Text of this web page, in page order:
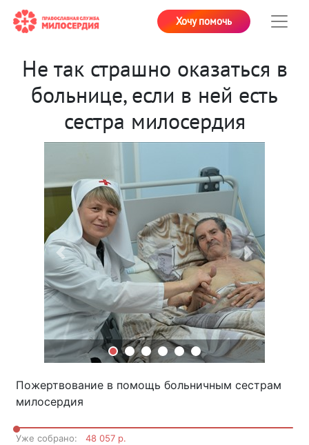
Хочу помочь
Не так страшно оказаться в
больнице, если в ней есть
сестра милосердия
Previous Next
Пожертвование в помощь больничным сестрам
милосердия
Уже собрано:
48 057 р.